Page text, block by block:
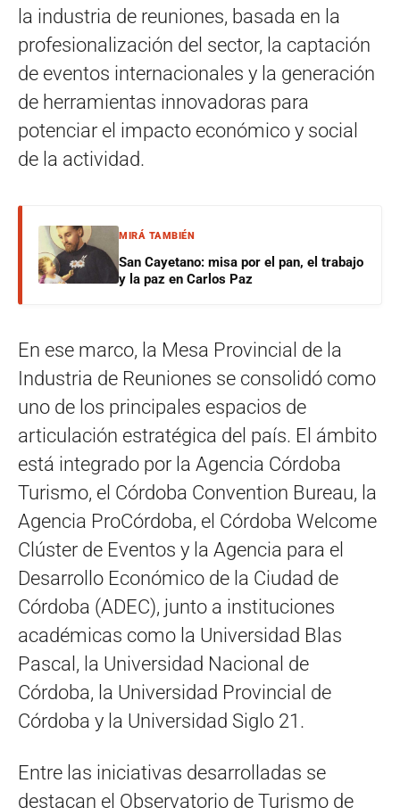
la industria de reuniones, basada en la
profesionalización del sector, la captación
de eventos internacionales y la generación
de herramientas innovadoras para
potenciar el impacto económico y social
de la actividad.
MIRÁ TAMBIÉN
San Cayetano: misa por el pan, el trabajo
y la paz en Carlos Paz
En ese marco, la Mesa Provincial de la
Industria de Reuniones se consolidó como
uno de los principales espacios de
articulación estratégica del país. El ámbito
está integrado por la Agencia Córdoba
Turismo, el Córdoba Convention Bureau, la
Agencia ProCórdoba, el Córdoba Welcome
Clúster de Eventos y la Agencia para el
Desarrollo Económico de la Ciudad de
Córdoba (ADEC), junto a instituciones
académicas como la Universidad Blas
Pascal, la Universidad Nacional de
Córdoba, la Universidad Provincial de
Córdoba y la Universidad Siglo 21.
Entre las iniciativas desarrolladas se
destacan el Observatorio de Turismo de